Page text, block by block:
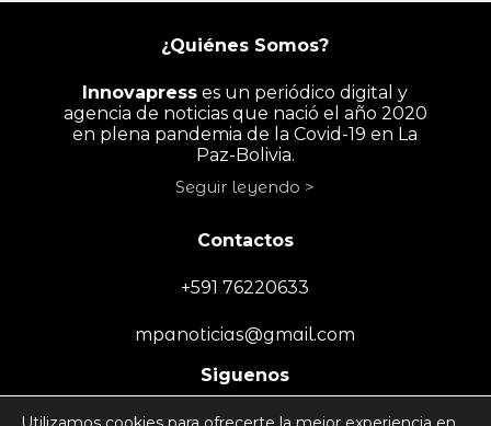
¿Quiénes Somos?
Innovapress es un periódico digital y
agencia de noticias que nació el año 2020
en plena pandemia de la Covid-19 en La
Paz-Bolivia.
Seguir leyendo >
Contactos
+591 76220633
mpanoticias@gmail.com
Siguenos